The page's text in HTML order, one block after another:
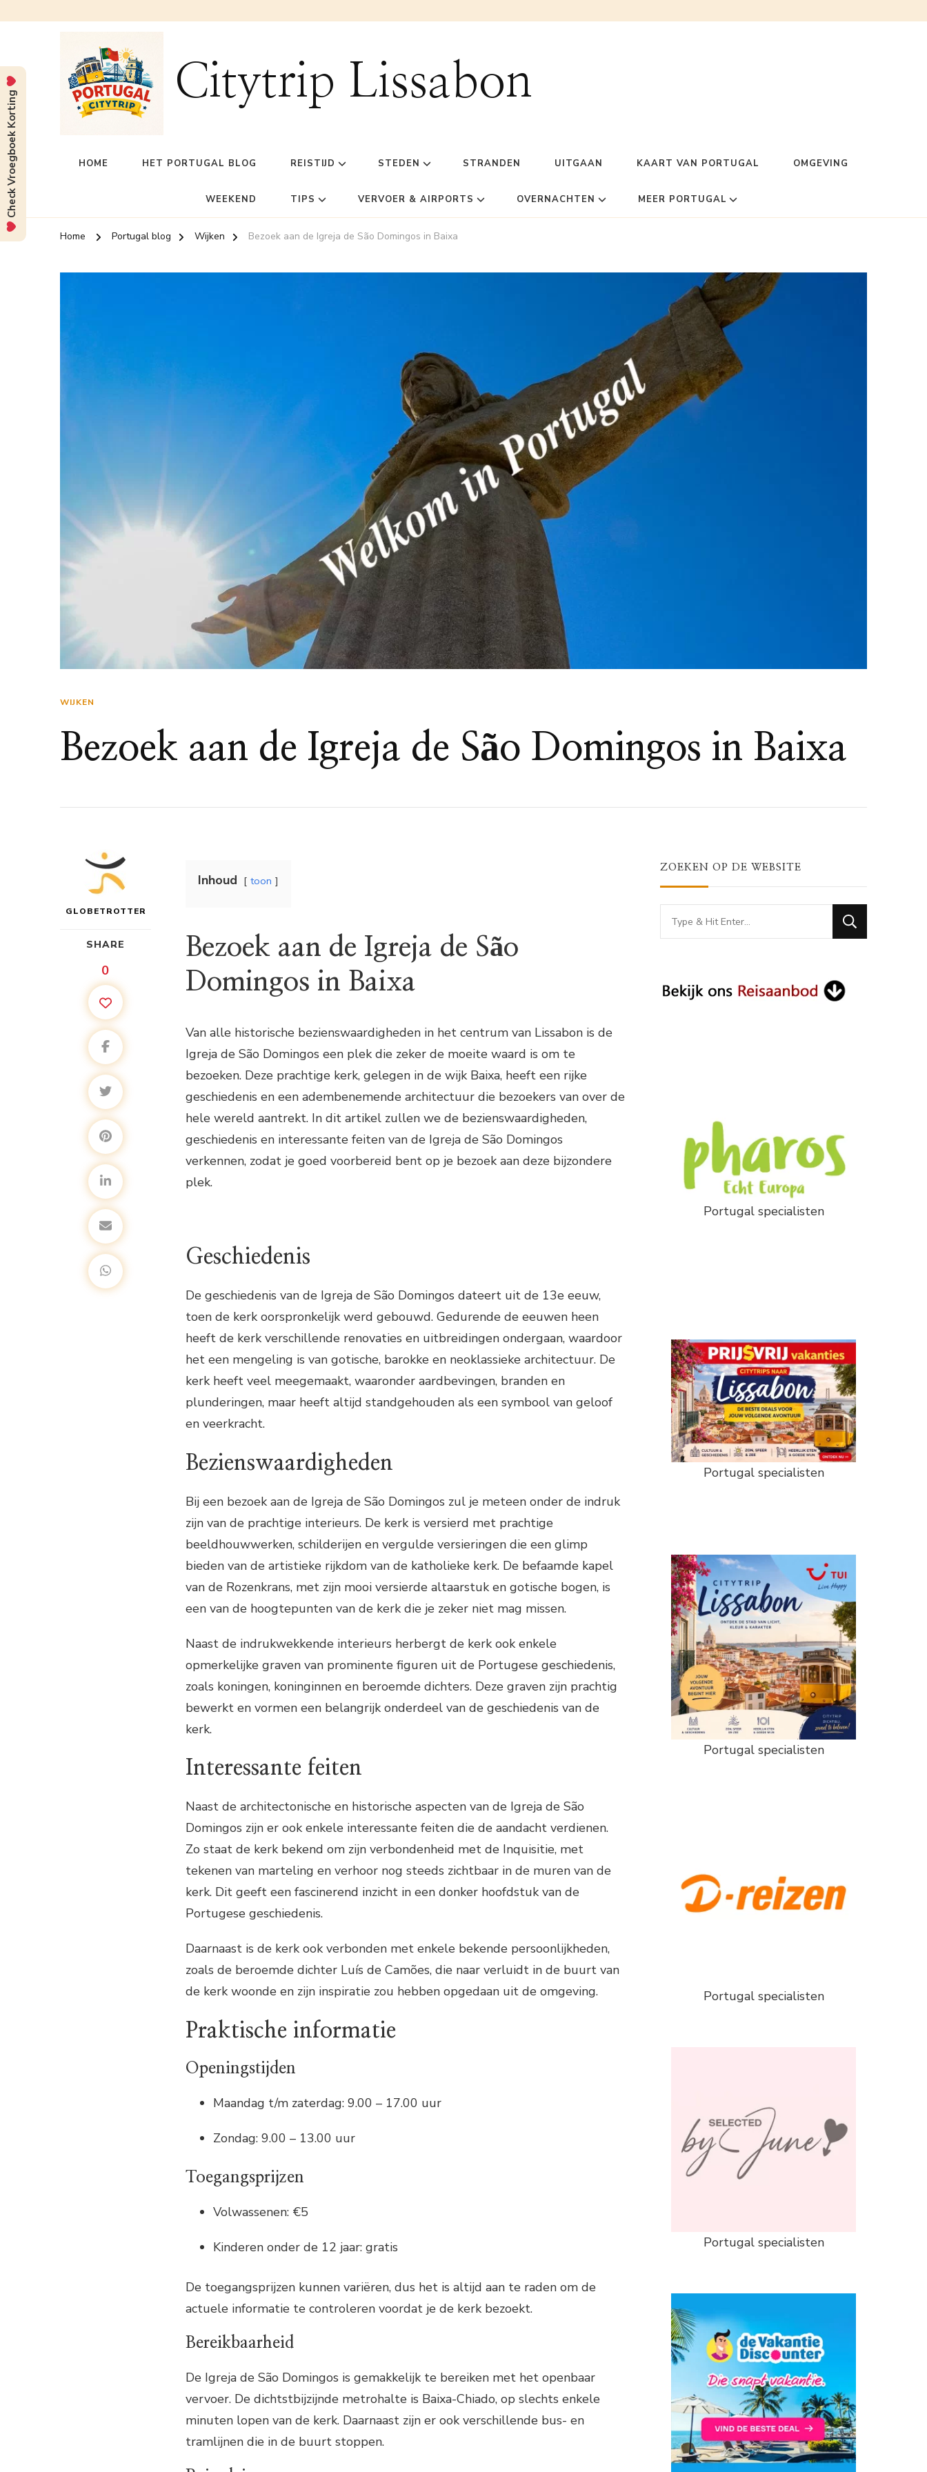
Citytrip Lissabon
HOME HET PORTUGAL BLOG REISTIJD STEDEN STRANDEN UITGAAN KAART VAN PORTUGAL OMGEVING
WEEKEND TIPS VERVOER & AIRPORTS OVERNACHTEN MEER PORTUGAL
Home Portugal blog Wijken Bezoek aan de Igreja de São Domingos in Baixa
WIJKEN
Bezoek aan de Igreja de São Domingos in Baixa
GLOBETROTTER
SHARE
0
Inhoud toon
Bezoek aan de Igreja de São
Domingos in Baixa
Van alle historische bezienswaardigheden in het centrum van Lissabon is de
Igreja de São Domingos een plek die zeker de moeite waard is om te
bezoeken. Deze prachtige kerk, gelegen in de wijk Baixa, heeft een rijke
geschiedenis en een adembenemende architectuur die bezoekers van over de
hele wereld aantrekt. In dit artikel zullen we de bezienswaardigheden,
geschiedenis en interessante feiten van de Igreja de São Domingos
verkennen, zodat je goed voorbereid bent op je bezoek aan deze bijzondere
plek.
Geschiedenis
De geschiedenis van de Igreja de São Domingos dateert uit de 13e eeuw,
toen de kerk oorspronkelijk werd gebouwd. Gedurende de eeuwen heen
heeft de kerk verschillende renovaties en uitbreidingen ondergaan, waardoor
het een mengeling is van gotische, barokke en neoklassieke architectuur. De
kerk heeft veel meegemaakt, waaronder aardbevingen, branden en
plunderingen, maar heeft altijd standgehouden als een symbool van geloof
en veerkracht.
Bezienswaardigheden
Bij een bezoek aan de Igreja de São Domingos zul je meteen onder de indruk
zijn van de prachtige interieurs. De kerk is versierd met prachtige
beeldhouwwerken, schilderijen en vergulde versieringen die een glimp
bieden van de artistieke rijkdom van de katholieke kerk. De befaamde kapel
van de Rozenkrans, met zijn mooi versierde altaarstuk en gotische bogen, is
een van de hoogtepunten van de kerk die je zeker niet mag missen.
Naast de indrukwekkende interieurs herbergt de kerk ook enkele
opmerkelijke graven van prominente figuren uit de Portugese geschiedenis,
zoals koningen, koninginnen en beroemde dichters. Deze graven zijn prachtig
bewerkt en vormen een belangrijk onderdeel van de geschiedenis van de
kerk.
Interessante feiten
Naast de architectonische en historische aspecten van de Igreja de São
Domingos zijn er ook enkele interessante feiten die de aandacht verdienen.
Zo staat de kerk bekend om zijn verbondenheid met de Inquisitie, met
tekenen van marteling en verhoor nog steeds zichtbaar in de muren van de
kerk. Dit geeft een fascinerend inzicht in een donker hoofdstuk van de
Portugese geschiedenis.
Daarnaast is de kerk ook verbonden met enkele bekende persoonlijkheden,
zoals de beroemde dichter Luís de Camões, die naar verluidt in de buurt van
de kerk woonde en zijn inspiratie zou hebben opgedaan uit de omgeving.
Praktische informatie
Openingstijden
Maandag t/m zaterdag: 9.00 – 17.00 uur
Zondag: 9.00 – 13.00 uur
Toegangsprijzen
Volwassenen: €5
Kinderen onder de 12 jaar: gratis
De toegangsprijzen kunnen variëren, dus het is altijd aan te raden om de
actuele informatie te controleren voordat je de kerk bezoekt.
Bereikbaarheid
De Igreja de São Domingos is gemakkelijk te bereiken met het openbaar
vervoer. De dichtstbijzijnde metrohalte is Baixa-Chiado, op slechts enkele
minuten lopen van de kerk. Daarnaast zijn er ook verschillende bus- en
tramlijnen die in de buurt stoppen.
ZOEKEN OP DE WEBSITE
Looking
for
Portugal specialisten
Portugal specialisten
Portugal specialisten
Portugal specialisten
Portugal specialisten
Check Vroegboek Korting